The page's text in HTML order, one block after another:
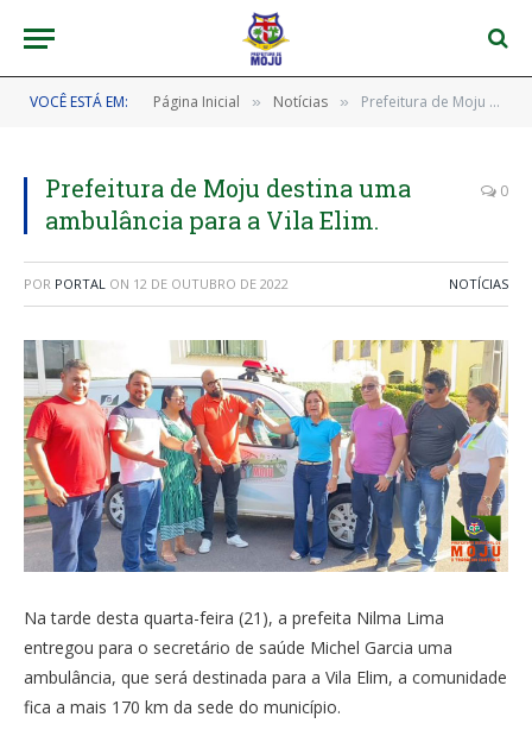
VOCÊ ESTÁ EM: Página Inicial » Notícias » Prefeitura de Moju destina uma ambulância para a Vila Elim.
Prefeitura de Moju destina uma
ambulância para a Vila Elim.
0
POR PORTAL ON 12 DE OUTUBRO DE 2022 NOTÍCIAS
Na tarde desta quarta-feira (21), a prefeita Nilma Lima
entregou para o secretário de saúde Michel Garcia uma
ambulância, que será destinada para a Vila Elim, a comunidade
fica a mais 170 km da sede do município.